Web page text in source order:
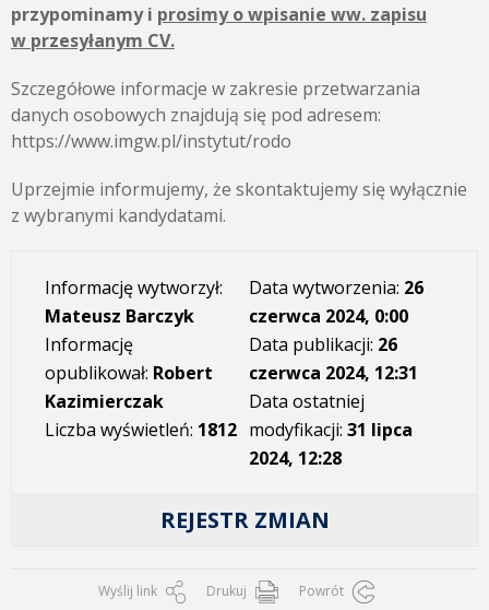
przypominamy i prosimy o wpisanie ww. zapisu
w przesyłanym CV.
Szczegółowe informacje w zakresie przetwarzania
danych osobowych znajdują się pod adresem:
https://www.imgw.pl/instytut/rodo
Uprzejmie informujemy, że skontaktujemy się wyłącznie
z wybranymi kandydatami.
Informację wytworzył:
Mateusz Barczyk
Informację
opublikował: Robert
Kazimierczak
Liczba wyświetleń: 1812
Data wytworzenia: 26
czerwca 2024, 0:00
Data publikacji: 26
czerwca 2024, 12:31
Data ostatniej
modyfikacji: 31 lipca
2024, 12:28
REJESTR ZMIAN
Wyślij link Drukuj Powrót